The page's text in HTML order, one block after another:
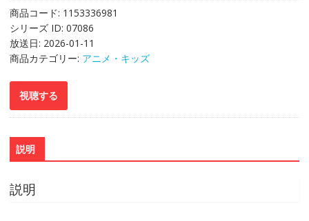
商品コード: 1153336981
シリーズ ID: 07086
放送日: 2026-01-11
商品カテゴリー: アニメ・キッズ
説明
説明